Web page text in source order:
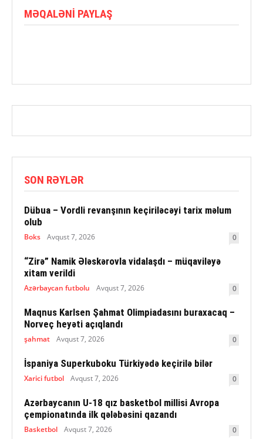
MƏQALƏNI PAYLAŞ
SON RƏYLƏR
Dübua – Vordli revanşının keçiriləcəyi tarix məlum
olub
Boks Avqust 7, 2026 0
“Zirə” Namik Ələskərovla vidalaşdı – müqaviləyə
xitam verildi
Azərbaycan futbolu Avqust 7, 2026 0
Maqnus Karlsen Şahmat Olimpiadasını buraxacaq –
Norveç heyəti açıqlandı
şahmat Avqust 7, 2026 0
İspaniya Superkuboku Türkiyədə keçirilə bilər
Xarici futbol Avqust 7, 2026 0
Azərbaycanın U-18 qız basketbol millisi Avropa
çempionatında ilk qələbəsini qazandı
Basketbol Avqust 7, 2026 0